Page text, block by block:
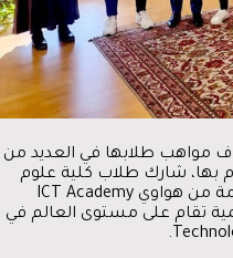
مواهب طلابها في العديد من
بها، شارك طلاب كلية علوم
الحاسب في المسابقة الدولية المقدّمة من هواوي ICT Academy
عالمية تقام على مستوى العالم في